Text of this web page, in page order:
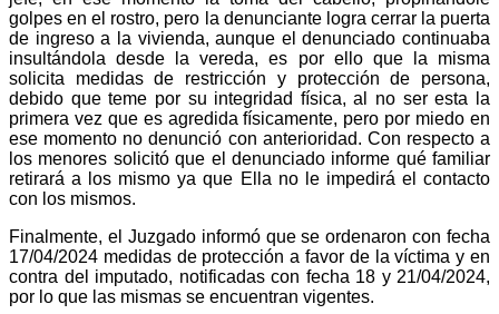
golpes en el rostro, pero la denunciante logra cerrar la puerta
de ingreso a la vivienda, aunque el denunciado continuaba
insultándola desde la vereda, es por ello que la misma
solicita medidas de restricción y protección de persona,
debido que teme por su integridad física, al no ser esta la
primera vez que es agredida físicamente, pero por miedo en
ese momento no denunció con anterioridad. Con respecto a
los menores solicitó que el denunciado informe qué familiar
retirará a los mismo ya que Ella no le impedirá el contacto
con los mismos.
Finalmente, el Juzgado informó que se ordenaron con fecha
17/04/2024 medidas de protección a favor de la víctima y en
contra del imputado, notificadas con fecha 18 y 21/04/2024,
por lo que las mismas se encuentran vigentes.